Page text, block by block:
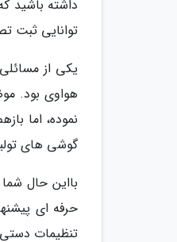
توانایی ثبت
یکی از
هواوی بود.
گوشی های
تنظیمات